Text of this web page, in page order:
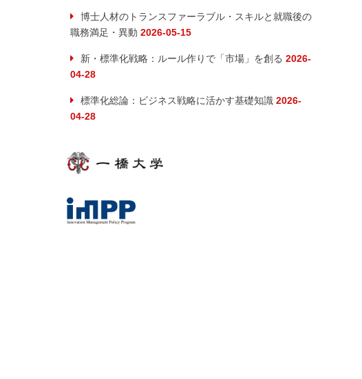
博士人材のトランスファーラブル・スキルと就職後の
職務満足・異動 2026-05-15
新・標準化戦略：ルール作りで「市場」を創る 2026-
04-28
標準化総論：ビジネス戦略に活かす基礎知識 2026-
04-28